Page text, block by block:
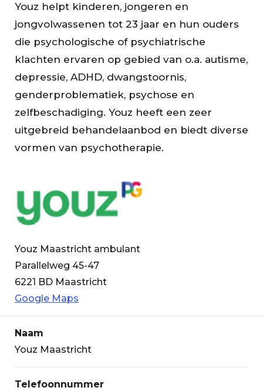
Youz helpt kinderen, jongeren en
jongvolwassenen tot 23 jaar en hun ouders
die psychologische of psychiatrische
klachten ervaren op gebied van o.a. autisme,
depressie, ADHD, dwangstoornis,
genderproblematiek, psychose en
zelfbeschadiging. Youz heeft een zeer
uitgebreid behandelaanbod en biedt diverse
vormen van psychotherapie.
Youz Maastricht ambulant
Parallelweg 45-47
6221 BD Maastricht
Google Maps
Naam
Youz Maastricht
Telefoonnummer